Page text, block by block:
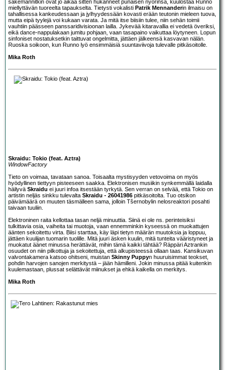
sakemannitkin ovat jo aikaa sitten hukanneet punaisen nyörinsä, kuulostaa Runno
miellyttävän tuoreelta tapaukselta. Tietysti vokalisti Patrik Mennanderin ilmaisu on
tahallisessa kankeudessaan ja jylhyydessään kovasti erään teutonin mieleen tuova,
mutta eipä tyylejä voi kukaan varata. Ja mitä itse biisiin tulee, niin sehän toimii
vauhtiin päässeen panssaridivisioonan lailla. Jykevää kitaravallia ei vedetä överiksi,
eikä dance-nappulakaan jumitu pohjaan, vaan tasapaino vaikuttaa löytyneen. Lopun
sinfoniset nostatuksetkin taittuvat ongelmitta, jättäen jälkeensä kasvavan nälän.
Ruoska soikoon, kun Runno lyö ensimmäisiä suuntaviivoja tulevalle pitkäsoitolle.
Mika Roth
Skraidu: Tokio (feat. Aztra)
WindowFactory
Tieto on voimaa, tavataan sanoa. Toisaalta mystisyyden vetovoima on myös
hyödyllinen tiettyyn pisteeseen saakka. Elektronisen musiikin synkemmällä laidalla
häilyvä Skraidu ei juuri infoa itsestään tyrkytä. Sen verran on selvää, että Tokio on
artistin neljäs sinkku tulevalta Skraidu - 26041986 pitkäsoitolta. Tuo otsikon
päivämäärä on muuten täsmälleen sama, jolloin Tšernobylin nelosreaktori posahti
taivaan tuuliin.
Elektroninen raita kellottaa tasan neljä minuuttia. Siinä ei ole ns. perinteisiksi
tulkittavia osia, vaiheita tai muotoja, vaan ennemminkin kyseessä on muokattujen
äänten sekoitettu virta. Biisi starttaa, käy läpi tietyn määrän muutoksia ja loppuu,
jättäen kuulijan tuomarin tuolille. Mitä juuri äsken kuulin, mitä tunteita vääristyneet ja
muokatut äänet minussa herättävät, mihin tämä kaikki tähtää? Räppäri Aztrankin
osuudet on niin pilkottuja ja sekoitettuja, että alkupisteessä ollaan taas. Kansikuvan
valvontakamera katsoo ohitseni, muistan Skinny Puppyn huuruisimmat teokset,
pohdin harvojen sanojen merkitystä – jään hämilleni. Jokin minussa pitää kuitenkin
kuulemastaan, plussat selättävät miinukset ja ehkä kaikella on merkitys.
Mika Roth